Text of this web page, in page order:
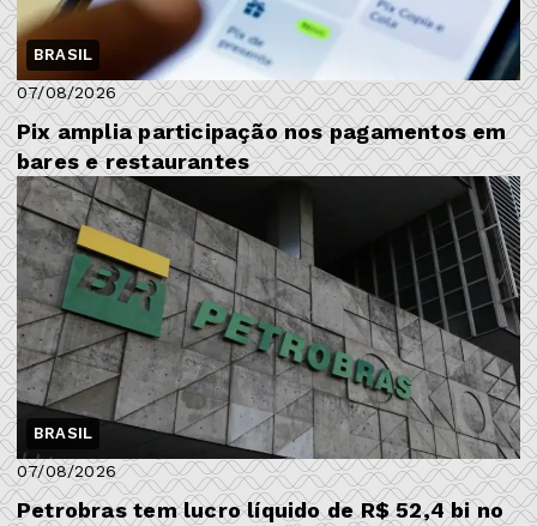
BRASIL
07/08/2026
Pix amplia participação nos pagamentos em
bares e restaurantes
BRASIL
07/08/2026
Petrobras tem lucro líquido de R$ 52,4 bi no